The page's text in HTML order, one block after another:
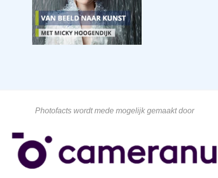
Photofacts wordt mede mogelijk gemaakt door